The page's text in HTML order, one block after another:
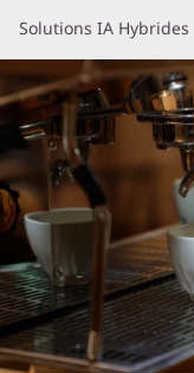
a
c
o
n
t
e
n
u
p
r
i
n
c
Solutions IA Hybrides